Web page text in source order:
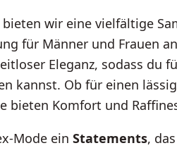
bieten wir eine vielfältige
für Männer und Frauen
Eleganz, sodass du
kannst. Ob für einen
bieten Komfort und
Mode ein Statements,